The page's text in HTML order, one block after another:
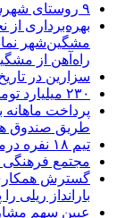
۹ روستای شهرستان نمین دچار تنش آبی هستند
بهره‌برداری از
مشگین‌شهر
راه‌آهن از
سزارین در
۲۳۰ میلیارد تومان برای تالار شهر اردبیل تأمین شد
طریق صندوق
تیم ۱۸ نفره درمان اردبیل در مهران مستقر می‌شود
مجتمع فرهنگی
گسترش همکاری
بارانداز ریلی
عیین سهم